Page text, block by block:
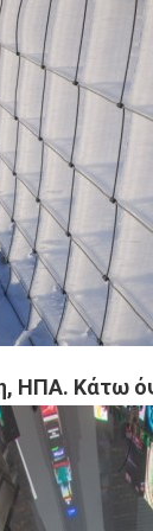
ΗΠΑ. Κάτω